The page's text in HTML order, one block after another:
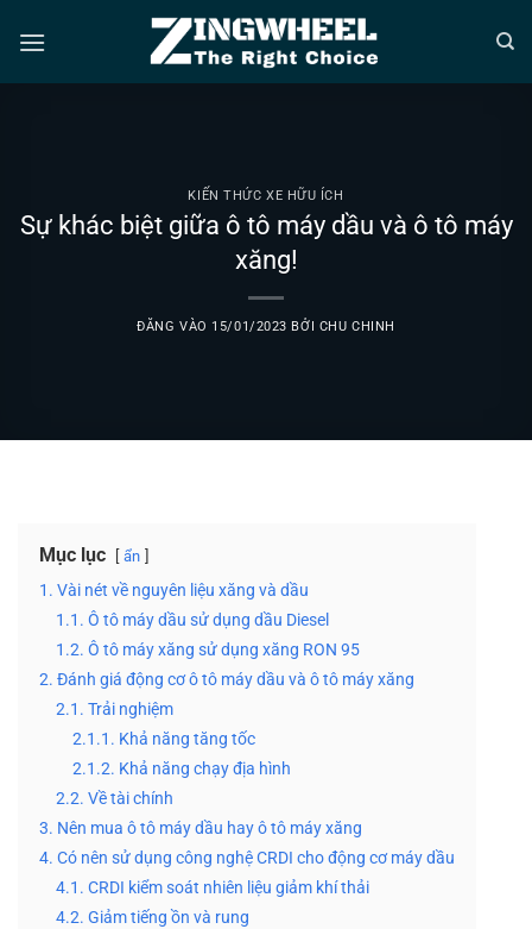
qua
KIẾN THỨC XE HỮU ÍCH
Sự khác biệt giữa ô tô máy dầu và ô tô máy
xăng!
ĐĂNG VÀO 15/01/2023 BỞI CHU CHINH
Mục lục ẩn
1. Vài nét về nguyên liệu xăng và dầu
1.1. Ô tô máy dầu sử dụng dầu Diesel
1.2. Ô tô máy xăng sử dụng xăng RON 95
2. Đánh giá động cơ ô tô máy dầu và ô tô máy xăng
2.1. Trải nghiệm
2.1.1. Khả năng tăng tốc
2.1.2. Khả năng chạy địa hình
2.2. Về tài chính
3. Nên mua ô tô máy dầu hay ô tô máy xăng
4. Có nên sử dụng công nghệ CRDI cho động cơ máy dầu
4.1. CRDI kiểm soát nhiên liệu giảm khí thải
4.2. Giảm tiếng ồn và rung